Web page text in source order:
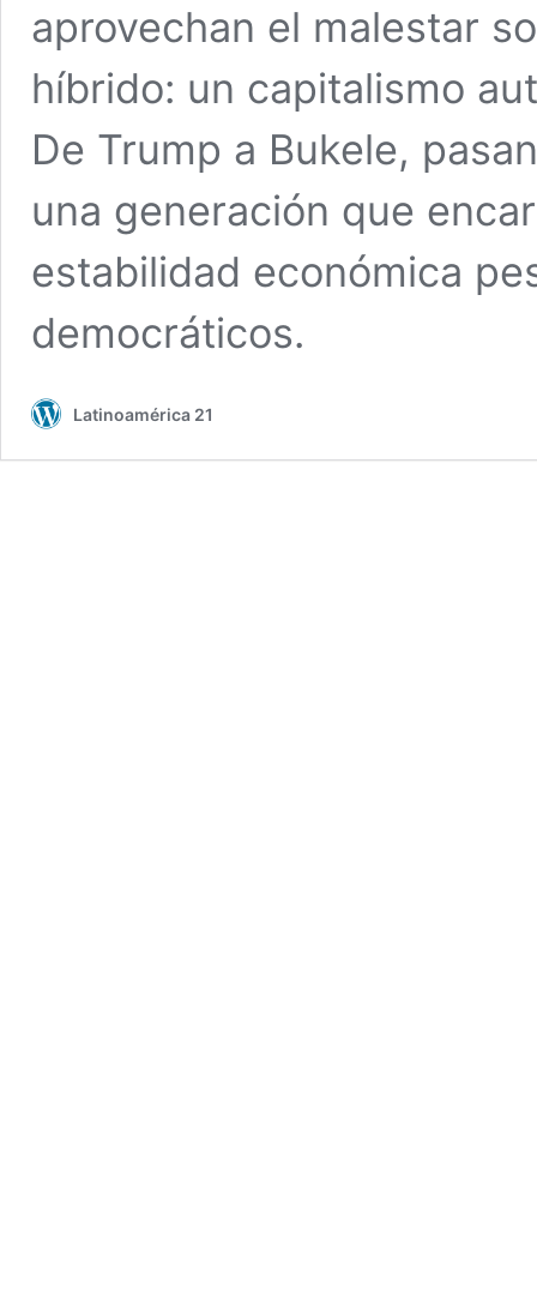
aprovechan el malestar
híbrido: un capitalismo
De Trump a Bukele,
una generación que
estabilidad económica
democráticos.
Latinoamérica 21